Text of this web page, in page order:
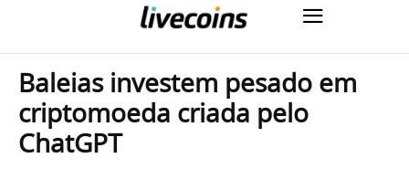
Baleias investem pesado em
criptomoeda criada pelo
ChatGPT